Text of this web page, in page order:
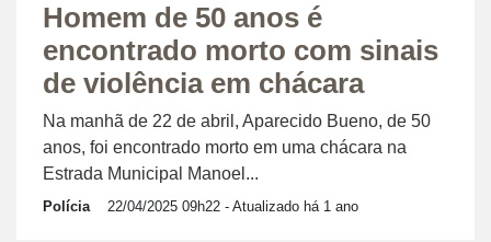
Homem de 50 anos é
encontrado morto com sinais
de violência em chácara
Na manhã de 22 de abril, Aparecido Bueno, de 50
anos, foi encontrado morto em uma chácara na
Estrada Municipal Manoel...
Polícia 22/04/2025 09h22 - Atualizado há 1 ano